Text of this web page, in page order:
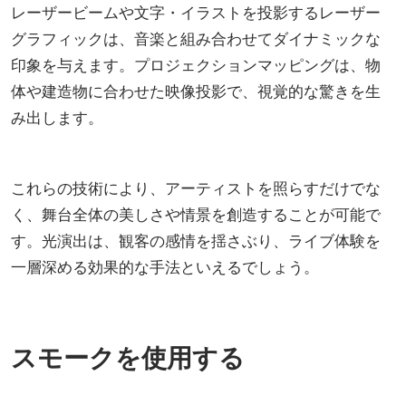
レーザービームや文字・イラストを投影するレーザー
グラフィックは、音楽と組み合わせてダイナミックな
印象を与えます。プロジェクションマッピングは、物
体や建造物に合わせた映像投影で、視覚的な驚きを生
み出します。
これらの技術により、アーティストを照らすだけでな
く、舞台全体の美しさや情景を創造することが可能で
す。光演出は、観客の感情を揺さぶり、ライブ体験を
一層深める効果的な手法といえるでしょう。
スモークを使用する